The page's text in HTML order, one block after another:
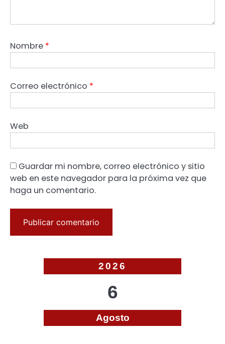
Nombre *
Correo electrónico *
Web
Guardar mi nombre, correo electrónico y sitio
web en este navegador para la próxima vez que
haga un comentario.
2026
6
Agosto